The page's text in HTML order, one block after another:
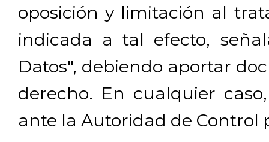
oposición y limitación al
indicada a tal efecto,
Datos", debiendo aportar
derecho. En cualquier
ante la Autoridad de Control